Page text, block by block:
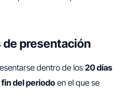
de presentación
dentro de los 20 días
del periodo en el que se